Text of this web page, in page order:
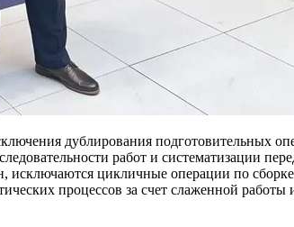
дублирования подготовительных
работ и систематизации
цикличные операции по
процессов за счет слаженной